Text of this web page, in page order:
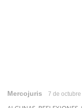
Mercojuris 7 de